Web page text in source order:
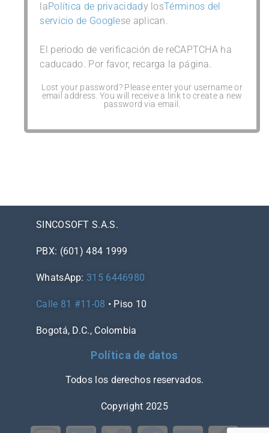
laPolítica de privacidady losTérminos del
servicio de Googlese aplican.
El periodo de verificación de reCAPTCHA ha
caducado. Por favor, recarga la página.
Lost your password? Please enter your username or
email address. You will receive a link to create a new
password via email.
SINCOSOFT S.A.S.
PBX: (601) 484 1999
WhatsApp: 315 6446980
Calle 81 #11-08 • Piso 10
Bogotá, D.C., Colombia
Política de datos
Todos los derechos reservados.
Copyright 2025